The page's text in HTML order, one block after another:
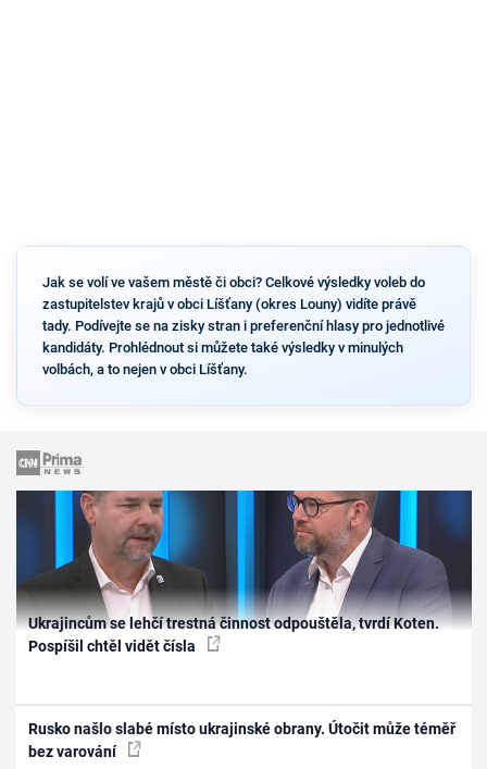
Jak se volí ve vašem městě či obci? Celkové výsledky voleb do
zastupitelstev krajů v obci Líšťany (okres Louny) vidíte právě
tady. Podívejte se na zisky stran i preferenční hlasy pro jednotlivé
kandidáty. Prohlédnout si můžete také výsledky v minulých
volbách, a to nejen v obci Líšťany.
Ukrajincům se lehčí trestná činnost odpouštěla, tvrdí Koten.
Pospíšil chtěl vidět čísla
Rusko našlo slabé místo ukrajinské obrany. Útočit může téměř
bez varování